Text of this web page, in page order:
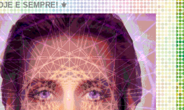
E SEMPRE! ⚜️